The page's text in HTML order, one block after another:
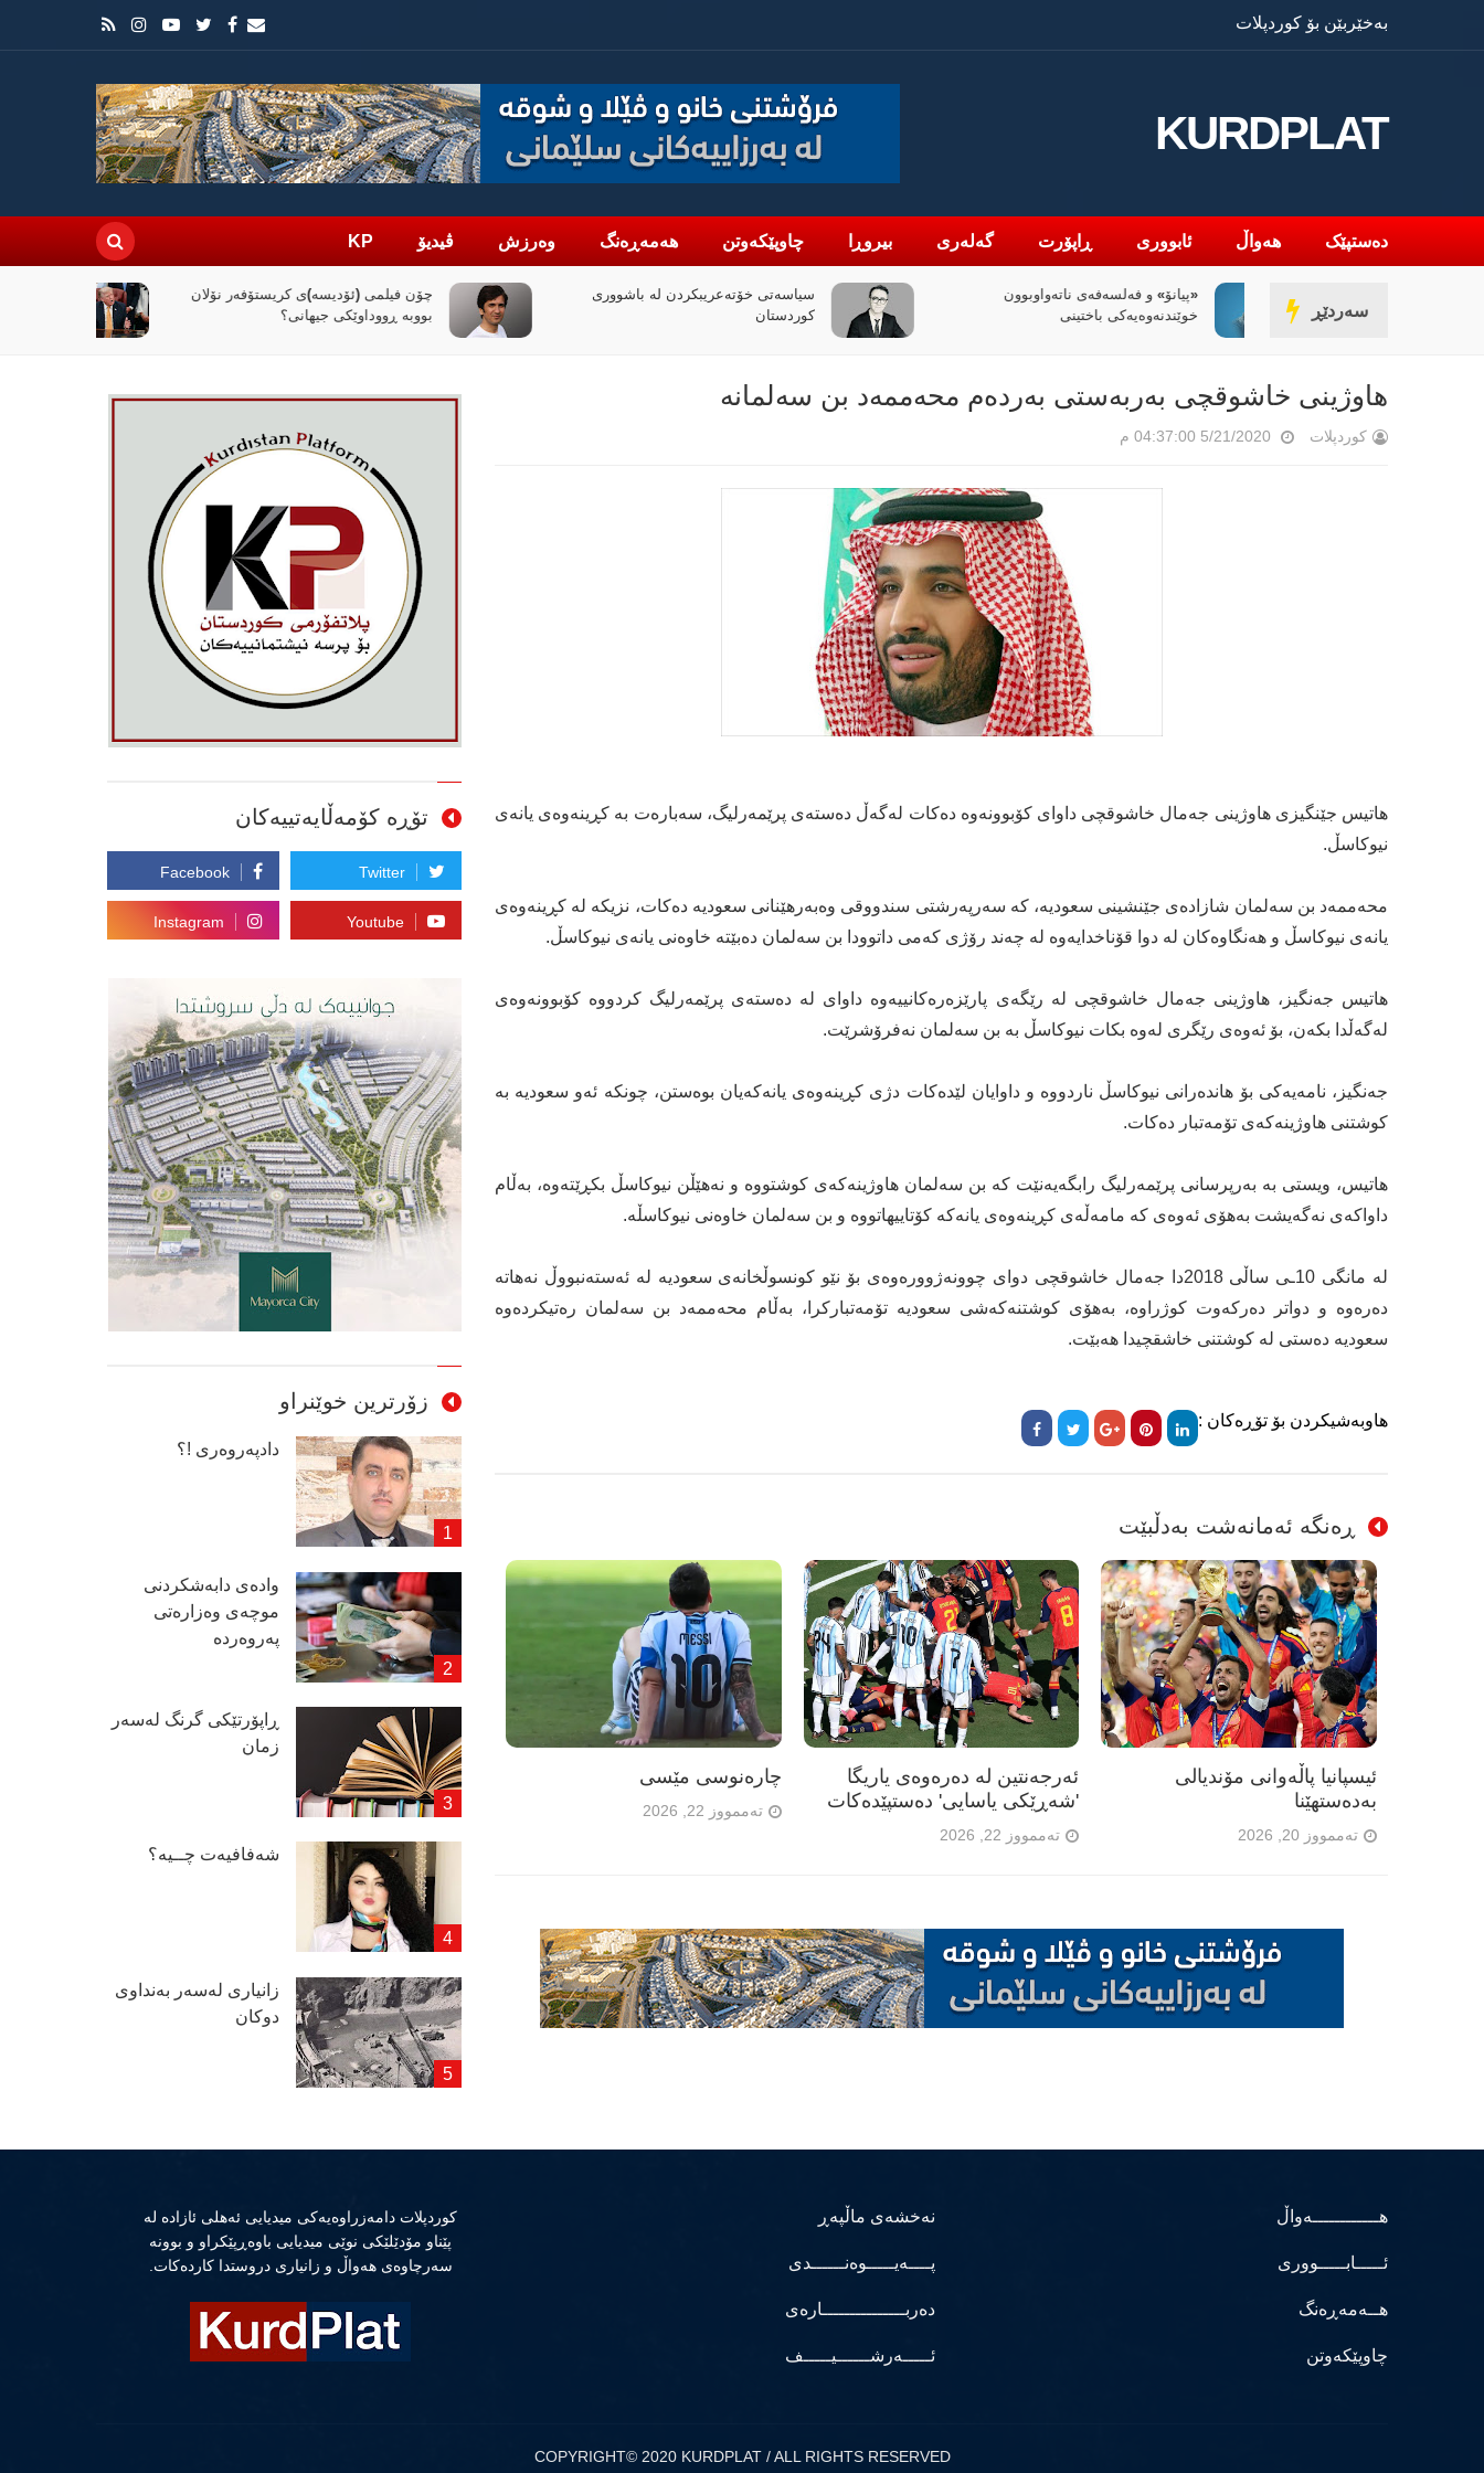
بەخێربێن بۆ کوردپلات
KURDPLAT
دەستپێک هەواڵ ئابووری ڕاپۆرت گەلەری بیروڕا چاوپێکەوتن هەمەڕەنگ وەرزش ڤیدیۆ KP
سەردێڕ
سیاسەتی خۆتەعریبکردن لە باشووری
کوردستان
چۆن فیلمی (ئۆدیسە)ی کریستۆفەر نۆلان
راپۆرتێک: رێککەوتنەکەی واشنتن و تاران
کۆنترۆڵی تەنگەی هورمز دەداتە دەست
هاوژینی خاشوقچی بەربەستی بەردەم محەممەد بن سەلمانە
کوردپلات 5/21/2020 04:37:00 م
هاتیس جێنگیزی هاوژینی جەمال خاشوقچی داوای کۆبوونەوە دەکات لەگەڵ دەستەی پرێمەرلیگ، سەبارەت بە کڕینەوەی یانەی
نیوکاسڵ.
محەممەد بن سەلمان شازادەی جێنشینی سعودیە، کە سەرپەرشتی سندووقی وەبەرهێنانی سعودیە دەکات، نزیکە لە کڕینەوەی
یانەی نیوکاسڵ و هەنگاوەکان لە دوا قۆناخدایەوە لە چەند رۆژی کەمی داتوودا بن سەلمان دەبێتە خاوەنی یانەی نیوکاسڵ.
هاتیس جەنگیز، هاوژینی جەمال خاشوقچی لە رێگەی پارێزەرەکانییەوە داوای لە دەستەی پرێمەرلیگ کردووە کۆبوونەوەی
لەگەڵدا بکەن، بۆ ئەوەی رێگری لەوە بکات نیوکاسڵ بە بن سەلمان نەفرۆشرێت.
جەنگیز، نامەیەکی بۆ هاندەرانی نیوکاسڵ ناردووە و داوایان لێدەکات دژی کڕینەوەی یانەکەیان بوەستن، چونکە ئەو سعودیە بە
کوشتنی هاوژینەکەی تۆمەتبار دەکات.
هاتیس، ویستی بە بەرپرسانی پرێمەرلیگ رابگەیەنێت کە بن سەلمان هاوژینەکەی کوشتووە و نەهێڵن نیوکاسڵ بكڕێتەوە، بەڵام
داواکەی نەگەیشت بەهۆی ئەوەی کە مامەڵەی کڕینەوەی یانەکە کۆتاییهاتووە و بن سەلمان خاوەنی نیوکاسڵە.
لە مانگی 10ـی ساڵی 2018دا جەمال خاشوقچی دوای چوونەژوورەوەی بۆ نێو کونسوڵخانەی سعودیە لە ئەستەنبووڵ نەهاتە
دەرەوە و دواتر دەرکەوت کوژراوە، بەهۆی کوشتنەکەشی سعودیە تۆمەتبارکرا، بەڵام محەممەد بن سەلمان رەتیکردەوە
سعودیە دەستی لە کوشتنی خاشقچیدا هەبێت.
هاوبەشیکردن بۆ تۆڕەکان :
ڕەنگە ئەمانەشت بەدڵبێت
چارەنوسی مێسی
تەممووز 22, 2026
ئەرجەنتین لە دەرەوەی یاریگا
'شەڕێکی یاسایی' دەستپێدەکات
تەممووز 22, 2026
ئیسپانیا پاڵەوانی مۆندیالی
بەدەستهێنا
تەممووز 20, 2026
تۆڕە کۆمەڵایەتییەکان
زۆرترین خوێنراو
دادپەروەری !؟
وادەی دابەشكردنی
موچەی وەزارەتی
پەروەردە
ڕاپۆرتێكی گرنگ لەسەر
زمان
شەفافیەت چــیە؟
زانیاری لەسەر بەنداوی
دوكان
هــــــــــــەواڵ
ئـــــابـــــووری
هــەمەڕەنگ
چاوپێکەوتن
نەخشەی ماڵپەڕ
پــــەیـــــوەنــــــدی
دەربـــــــــــــــارەی
ئـــــەرشــــــیـــــف
كوردپلات دامەزراوەیەكی میدیایی ئەهلی ئازادە لە
پێناو مۆدێلێكی نوێی میدیایی باوەڕپێكراو و بوونە
سەرچاوەی هەواڵ و زانیاری دروستدا كاردەكات.
COPYRIGHT© 2020 KURDPLAT / ALL RIGHTS RESERVED